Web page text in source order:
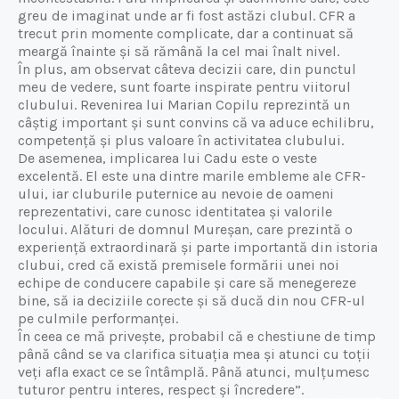
greu de imaginat unde ar fi fost astăzi clubul. CFR a
trecut prin momente complicate, dar a continuat să
meargă înainte și să rămână la cel mai înalt nivel.
În plus, am observat câteva decizii care, din punctul
meu de vedere, sunt foarte inspirate pentru viitorul
clubului. Revenirea lui Marian Copilu reprezintă un
câștig important și sunt convins că va aduce echilibru,
competență și plus valoare în activitatea clubului.
De asemenea, implicarea lui Cadu este o veste
excelentă. El este una dintre marile embleme ale CFR-
ului, iar cluburile puternice au nevoie de oameni
reprezentativi, care cunosc identitatea și valorile
locului. Alături de domnul Mureșan, care prezintă o
experiență extraordinară și parte importantă din istoria
clubui, cred că există premisele formării unei noi
echipe de conducere capabile și care să menegereze
bine, să ia deciziile corecte și să ducă din nou CFR-ul
pe culmile performanței.
În ceea ce mă privește, probabil că e chestiune de timp
până când se va clarifica situația mea și atunci cu toții
veți afla exact ce se întâmplă. Până atunci, mulțumesc
tuturor pentru interes, respect și încredere”.